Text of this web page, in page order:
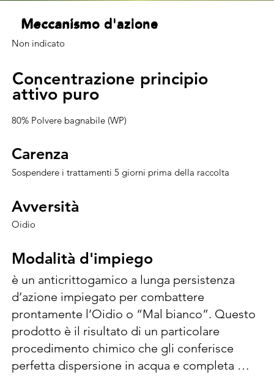
Meccanismo d'azione
Meccanismo d'azione
Non indicato
80% Polvere bagnabile (WP)
Carenza
Carenza
Sospendere i trattamenti 5 giorni prima della raccolta
Avversità
Avversità
Oidio
Modalità d'impiego
Modalità d'impiego
è un anticrittogamico a lunga persistenza
d’azione impiegato per combattere
prontamente l’Oidio o “Mal bianco”. Questo
prodotto è il risultato di un particolare
procedimento chimico che gli conferisce
perfetta dispersione in acqua e completa
Meccanismo d'azione
Meccanismo d'azione
Concentrazione principio
attivo puro
Concentrazione principio
attivo puro